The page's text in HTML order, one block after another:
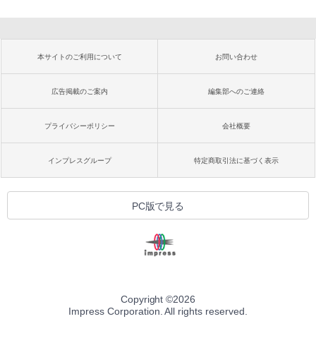
本サイトのご利用について お問い合わせ
広告掲載のご案内 編集部へのご連絡
プライバシーポリシー 会社概要
インプレスグループ 特定商取引法に基づく表示
PC版で見る
Copyright ©2026
Impress Corporation. All rights reserved.